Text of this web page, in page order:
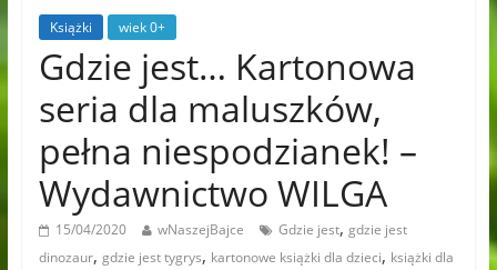
Książki wiek 0+
Gdzie jest… Kartonowa
seria dla maluszków,
pełna niespodzianek! –
Wydawnictwo WILGA
15/04/2020 wNaszejBajce Gdzie jest, gdzie jest
dinozaur, gdzie jest tygrys, kartonowe książki dla dzieci, książki dla